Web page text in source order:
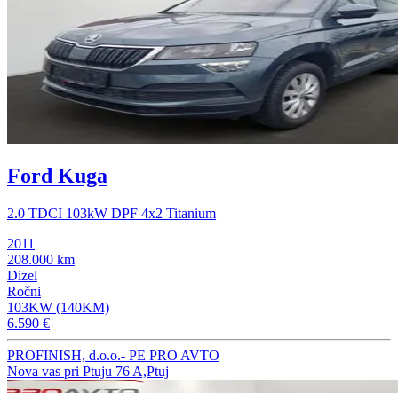
Ford Kuga
2.0 TDCI 103kW DPF 4x2 Titanium
2011
208.000 km
Dizel
Ročni
103KW (140KM)
6.590 €
PROFINISH, d.o.o.- PE PRO AVTO
Nova vas pri Ptuju 76 A,Ptuj